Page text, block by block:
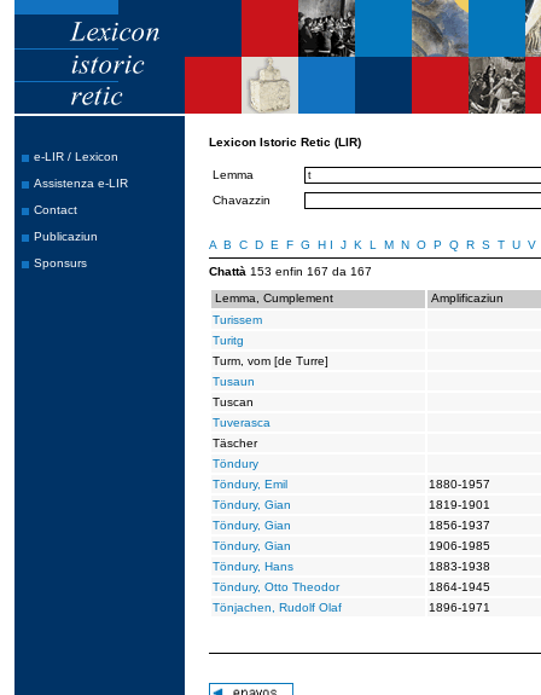
e-LIR / Lexicon
Assistenza e-LIR
Contact
Publicaziun
Sponsurs
Lexicon Istoric Retic (LIR)
Lemma
Chavazzin
A B C D E F G H I J K L M N O P Q R S T U V
Chattà 153 enfin 167 da 167
Lemma, Cumplement
Amplificaziun
Turissem
Turitg
Turm, vom [de Turre]
Tusaun
Tuscan
Tuverasca
Täscher
Töndury
Töndury, Emil
1880-1957
Töndury, Gian
1819-1901
Töndury, Gian
1856-1937
Töndury, Gian
1906-1985
Töndury, Hans
1883-1938
Töndury, Otto Theodor
1864-1945
Tönjachen, Rudolf Olaf
1896-1971